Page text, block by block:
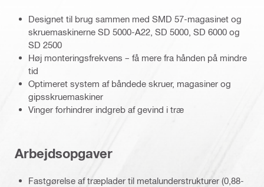
Designet til brug sammen med SMD 57-magasinet og
skruemaskinerne SD 5000-A22, SD 5000, SD 6000 og
SD 2500
Høj monteringsfrekvens – få mere fra hånden på mindre
tid
Optimeret system af båndede skruer, magasiner og
gipsskruemaskiner
Vinger forhindrer indgreb af gevind i træ
Arbejdsopgaver
Fastgørelse af træplader til metalunderstrukturer (0,88-